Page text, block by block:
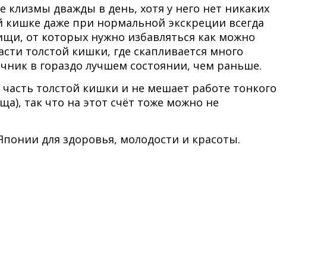
клизмы дважды в день, хотя у него нет никаких
даже при нормальной экскреции всегда
от которых нужно избавляться как можно
толстой кишки, где скапливается много
в гораздо лучшем состоянии, чем раньше.
толстой кишки и не мешает работе тонкого
так что на этот счёт тоже можно не